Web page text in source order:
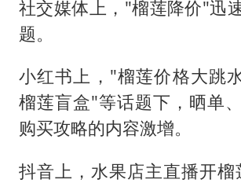
社交媒体上，"榴莲降价"迅
题。
小红书上，"榴莲价格大跳
榴莲盲盒"等话题下，晒单
购买攻略的内容激增。
抖音上，水果店主直播开